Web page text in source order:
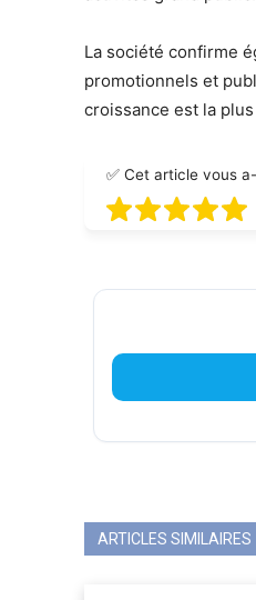
La société confirme
promotionnels et
croissance est la
✅ Cet article vous
ARTICLES SIMILAIRES